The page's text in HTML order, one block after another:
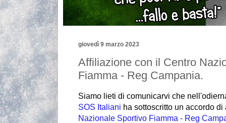
giovedì 9 marzo 2023
Affiliazione con il Centro
Fiamma - Reg Campania.
Siamo lieti di comunicarvi che
SOS Italiani ha sottoscritto un accordo
Nazionale Sportivo Fiamma - Reg